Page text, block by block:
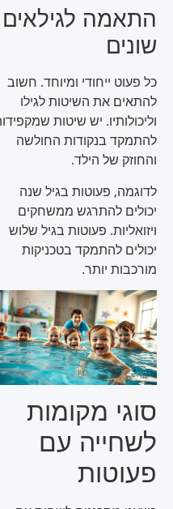
התאמה לגילאים
שונים
כל פעוט ייחודי ומיוחד. חשוב
להתאים את השיטות לגילו
וליכולותיו. יש שיטות שמקפידות
להתמקד בנקודות החולשה
והחוזק של הילד.
לדוגמה, פעוטות בגיל שנה
יכולים להתרגש ממשחקים
ויזואליות. פעוטות בגיל שלוש
יכולים להתמקד בטכניקות
מורכבות יותר.
סוגי מקומות
לשחייה עם
פעוטות